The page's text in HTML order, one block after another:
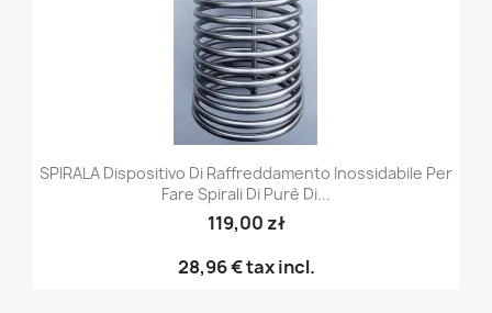
SPIRALA Dispositivo Di Raffreddamento Inossidabile Per
Fare Spirali Di Purè Di...
119,00 zł
28,96 €tax incl.